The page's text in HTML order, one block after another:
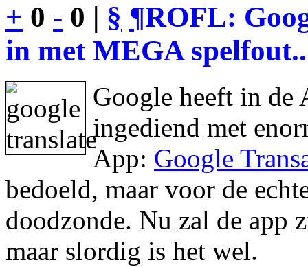
+ 0 - 0 | § ¶ROFL:
in met MEGA
Google heeft in de
ingediend met
App: Google
bedoeld, maar voor de
doodzonde. Nu zal de app
maar slordig is het wel.